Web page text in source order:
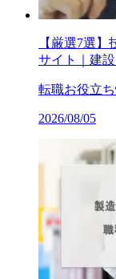
【厳選7選
サイト｜建
転職お役立
2026/08/05